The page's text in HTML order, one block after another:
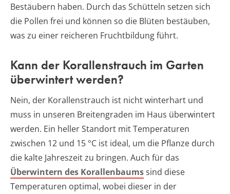
Bestäubern haben. Durch das Schütteln setzen sich
die Pollen frei und können so die Blüten bestäuben,
was zu einer reicheren Fruchtbildung führt.
Kann der Korallenstrauch im Garten
überwintert werden?
Nein, der Korallenstrauch ist nicht winterhart und
muss in unseren Breitengraden im Haus überwintert
werden. Ein heller Standort mit Temperaturen
zwischen 12 und 15 °C ist ideal, um die Pflanze durch
die kalte Jahreszeit zu bringen. Auch für das
Überwintern des Korallenbaumssind diese
Temperaturen optimal, wobei dieser in der